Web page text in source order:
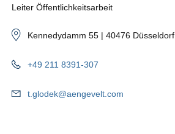
Leiter Öffentlichkeitsarbeit
Kennedydamm 55 | 40476 Düsseldorf
+49 211 8391-307
t.glodek@aengevelt.com